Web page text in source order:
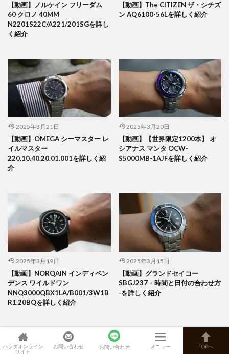
【動画】ノルケイン フリーダム
60 クロノ 40MM
N2201S22C/A221/201SGを詳し
く紹介
【動画】The CITIZEN ザ・シチズ
ン AQ6100-56Lを詳しく紹介
2025年3月21日
【動画】OMEGA シーマスター レ
イルマスター
220.10.40.20.01.001を詳しく紹
介
2025年3月20日
【動画】【世界限定1200本】 オ
シアナス マンタ OCW-
S5000MB-1AJFを詳しく紹介
2025年3月19日
【動画】NORQAIN インディペン
デンス ワイルドワン
NNQ3000QBX1LA/B001/3W1B
R1.20BQを詳しく紹介
2025年3月15日
【動画】グランドセイコー
SBGJ237 – 時間と日付の合わせ方
-を詳しく紹介
ハラダオンライン
サイト
お問い合わせ お問い合わせ メニュー TOPへ